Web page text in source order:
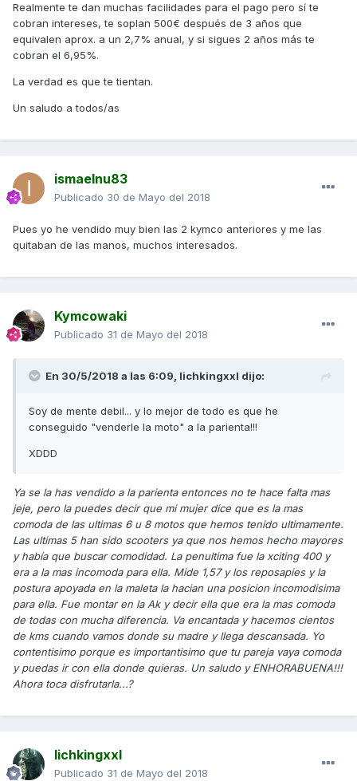
Realmente te dan muchas facilidades para el pago pero sí te
cobran intereses, te soplan 500€ después de 3 años que
equivalen aprox. a un 2,7% anual, y si sigues 2 años más te
cobran el 6,95%.
La verdad es que te tientan.
Un saludo a todos/as
ismaelnu83
Publicado 30 de Mayo del 2018
Pues yo he vendido muy bien las 2 kymco anteriores y me las
quitaban de las manos, muchos interesados.
Kymcowaki
Publicado 31 de Mayo del 2018
En 30/5/2018 a las 6:09, lichkingxxl dijo:
Soy de mente debil... y lo mejor de todo es que he
conseguido "venderle la moto" a la parienta!!!
XDDD
Ya se la has vendido a la parienta entonces no te hace falta mas
jeje, pero la puedes decir que mi mujer dice que es la mas
comoda de las ultimas 6 u 8 motos que hemos tenido ultimamente.
Las ultimas 5 han sido scooters ya que nos hemos hecho mayores
y había que buscar comodidad. La penultima fue la xciting 400 y
era a la mas incomoda para ella. Mide 1,57 y los reposapies y la
postura apoyada en la maleta la hacian una posicion incomodisima
para ella. Fue montar en la Ak y decir ella que era la mas comoda
de todas con mucha diferencia. Va encantada y hacemos cientos
de kms cuando vamos donde su madre y llega descansada. Yo
contentisimo porque es importantisimo que tu pareja vaya comoda
y puedas ir con ella donde quieras. Un saludo y ENHORABUENA!!!
Ahora toca disfrutarla...?
lichkingxxl
Publicado 31 de Mayo del 2018